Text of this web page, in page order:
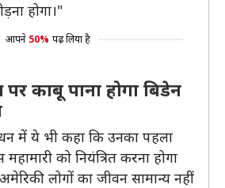
होगा।"
आपने 50% पढ़ लिया है
पर काबू पाना होगा बिडेन
में ये भी कहा कि उनका पहला
को नियंत्रित करना होगा
लोगों का जीवन सामान्य नहीं